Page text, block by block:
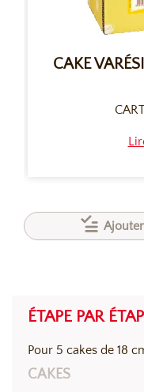
CAKE
ÉTAPE PAR
Pour 5 cakes de 18
CAKES